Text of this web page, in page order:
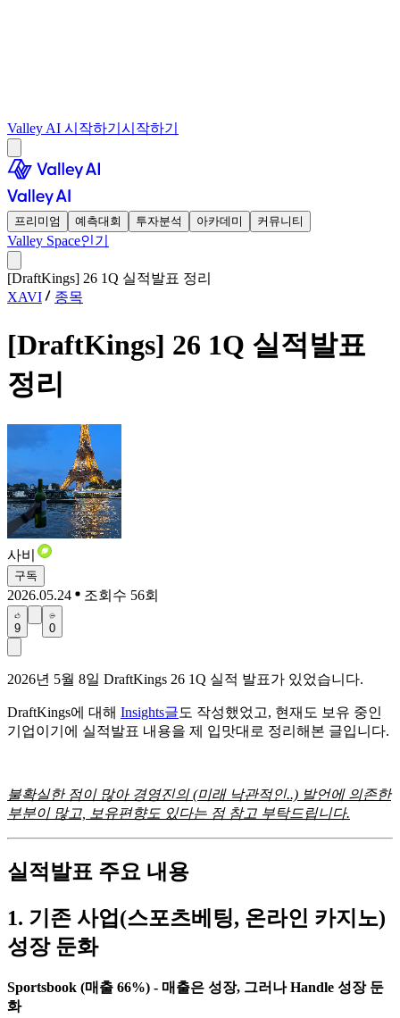
Valley AI 시작하기 시작하기
프리미엄 예측대회 투자분석 아카데미 커뮤니티
Valley Space인기
[DraftKings] 26 1Q 실적발표 정리
XAVI
종목
[DraftKings] 26 1Q 실적발표
정리
사비
구독
2026.05.24 조회수 56회
9 0
2026년 5월 8일 DraftKings 26 1Q 실적 발표가 있었습니다.
DraftKings에 대해 Insights글도 작성했었고, 현재도 보유 중인
기업이기에 실적발표 내용을 제 입맛대로 정리해본 글입니다.
불확실한 점이 많아 경영진의 (미래 낙관적인..) 발언에 의존한
부분이 많고, 보유편향도 있다는 점 참고 부탁드립니다.
실적발표 주요 내용
1. 기존 사업(스포츠베팅, 온라인 카지노)
성장 둔화
Sportsbook (매출 66%) - 매출은 성장, 그러나 Handle 성장 둔
화